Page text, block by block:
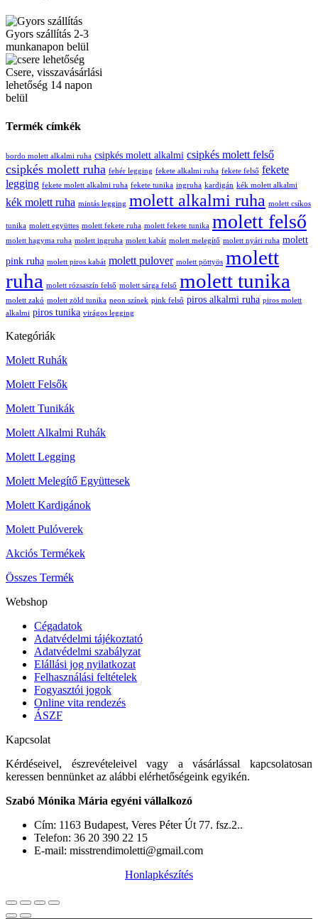
Gyors szállítás 2-3
munkanapon belül
Csere, visszavásárlási
lehetőség 14 napon
belül
Termék címkék
bordo molett alkalmi ruha csipkés molett alkalmi csipkés molett felső
csipkés molett ruha fehér legging fekete alkalmi ruha fekete felső fekete
legging fekete molett alkalmi ruha fekete tunika ingruha kardigán kék molett alkalmi
kék molett ruha mintás legging molett alkalmi ruha molett csíkos
tunika molett együttes molett fekete ruha molett fekete tunika molett felső
molett hagyma ruha molett ingruha molett kabát molett melegítő molett nyári ruha molett
pink ruha molett piros kabát molett pulover molett pöttyös molett
ruha molett rózsaszín felső molett sárga felső molett tunika
molett zakó molett zöld tunika neon színek pink felső piros alkalmi ruha piros molett
alkalmi piros tunika virágos legging
Kategóriák
Molett Ruhák
Molett Felsők
Molett Tunikák
Molett Alkalmi Ruhák
Molett Legging
Molett Melegítő Együttesek
Molett Kardigánok
Molett Pulóverek
Akciós Termékek
Összes Termék
Webshop
Cégadatok
Adatvédelmi tájékoztató
Adatvédelmi szabályzat
Elállási jog nyilatkozat
Felhasználási feltételek
Fogyasztói jogok
Online vita rendezés
ÁSZF
Kapcsolat
Kérdéseivel, észrevételeivel vagy a vásárlással kapcsolatosan
keressen bennünket az alábbi elérhetőségeink egyikén.
Szabó Mónika Mária egyéni vállalkozó
Cím: 1163 Budapest, Veres Péter Út 77. fsz.2..
Telefon: 36 20 390 22 15
E-mail: misstrendimoletti@gmail.com
Honlapkészítés